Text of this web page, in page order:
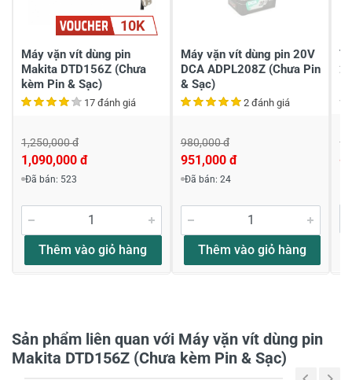
20/04/2026
Nguyễn văn quý
Combo 1 máy+ 1 pin 4A + 1 sạc là bao nhiêu ạ
mong anh tư vấn giips em
sạc bên e có combo 1 máy, 1 pin 3.0ah và 1
sạc chậm a tham khảo dùm e nha
https://www.ketnoitieudung.vn/may-van-vit-
dung-pin-18v-makita-dtd156sf_40280.html
18/08/2023
10K
Máy vặn vít dùng pin
Makita DTD156Z (Chưa
kèm Pin & Sạc)
17 đánh giá
1,250,000 đ
1,090,000 đ
Đã bán: 523
Thêm vào giỏ hàng
Máy vặn vít dùng pin 20V
DCA ADPL208Z (Chưa Pin
& Sạc)
2 đánh giá
980,000 đ
951,000 đ
Đã bán: 24
Thêm vào giỏ hàng
Sản phẩm liên quan với Máy vặn vít dùng pin
Makita DTD156Z (Chưa kèm Pin & Sạc)